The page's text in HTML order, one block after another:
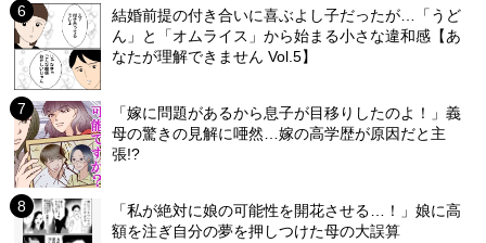
結婚前提の付き合いに喜ぶよし子だったが…「うど
ん」と「オムライス」から始まる小さな違和感【あ
なたが理解できません Vol.5】
「嫁に問題があるから息子が目移りしたのよ！」義
母の驚きの見解に唖然…嫁の高学歴が原因だと主
張!?
「私が絶対に娘の可能性を開花させる…！」娘に高
額を注ぎ自分の夢を押しつけた母の大誤算